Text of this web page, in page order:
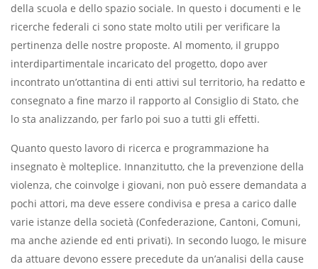
della scuola e dello spazio sociale. In questo i documenti e le
ricerche federali ci sono state molto utili per verificare la
pertinenza delle nostre proposte. Al momento, il gruppo
interdipartimentale incaricato del progetto, dopo aver
incontrato un’ottantina di enti attivi sul territorio, ha redatto e
consegnato a fine marzo il rapporto al Consiglio di Stato, che
lo sta analizzando, per farlo poi suo a tutti gli effetti.
Quanto questo lavoro di ricerca e programmazione ha
insegnato è molteplice. Innanzitutto, che la prevenzione della
violenza, che coinvolge i giovani, non può essere demandata a
pochi attori, ma deve essere condivisa e presa a carico dalle
varie istanze della società (Confederazione, Cantoni, Comuni,
ma anche aziende ed enti privati). In secondo luogo, le misure
da attuare devono essere precedute da un’analisi della cause